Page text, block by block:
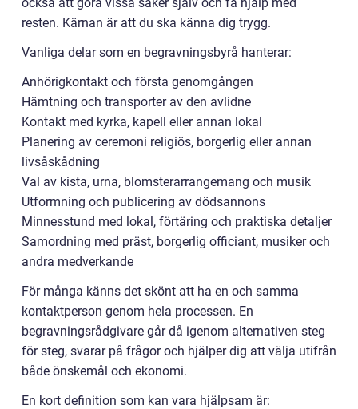
resten. Kärnan är att du ska känna dig trygg.
Vanliga delar som en begravningsbyrå hanterar:
Anhörigkontakt och första genomgången
Hämtning och transporter av den avlidne
Kontakt med kyrka, kapell eller annan lokal
Planering av ceremoni religiös, borgerlig eller annan
livsåskådning
Val av kista, urna, blomsterarrangemang och musik
Utformning och publicering av dödsannons
Minnesstund med lokal, förtäring och praktiska detaljer
Samordning med präst, borgerlig officiant, musiker och
andra medverkande
För många känns det skönt att ha en och samma
kontaktperson genom hela processen. En
begravningsrådgivare går då igenom alternativen steg
för steg, svarar på frågor och hjälper dig att välja utifrån
både önskemål och ekonomi.
En kort definition som kan vara hjälpsam är: